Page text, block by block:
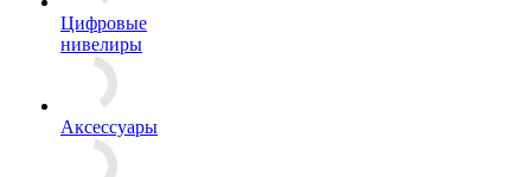
Цифровые
нивелиры
Аксессуары